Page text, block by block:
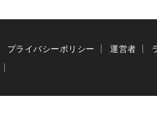
プライバシーポリシー 運営者